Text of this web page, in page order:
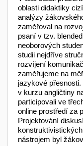
oblasti didaktiky
analýzy
zaměřoval na
psaní v tzv.
neoborových
studii nejdříve
rozvíjení
zaměřujeme na
jazykové
v kurzu angličtiny
participovali ve
online prostředí za
Projektování
nástrojem byl